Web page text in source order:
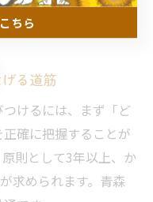
格取得やキャリアア
る道筋
けるには、まず「ど
確に把握することが
則として3年以上、か
求められます。青森
ちら
ちら